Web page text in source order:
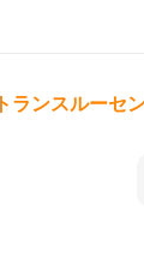
トランスルーセ